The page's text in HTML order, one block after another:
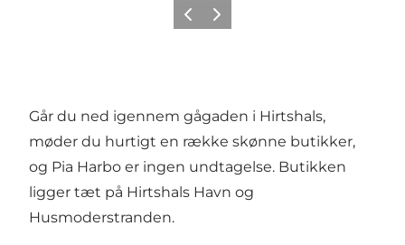
ForrigeNæste
Går du ned igennem gågaden i Hirtshals,
møder du hurtigt en række skønne butikker,
og Pia Harbo er ingen undtagelse. Butikken
ligger tæt på Hirtshals Havn og
Husmoderstranden.